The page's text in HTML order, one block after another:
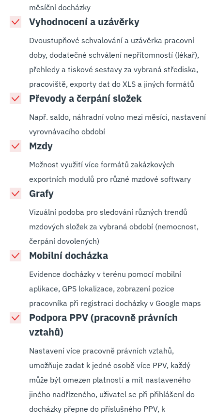
měsíční docházky
Vyhodnocení a uzávěrky
Dvoustupňové schvalování a uzávěrka pracovní
doby, dodatečné schválení nepřítomností (lékař),
přehledy a tiskové sestavy za vybraná střediska,
pracoviště, exporty dat do XLS a jiných formátů
Převody a čerpání složek
Např. saldo, náhradní volno mezi měsíci, nastavení
vyrovnávacího období
Mzdy
Možnost využití více formátů zakázkových
exportních modulů pro různé mzdové softwary
Grafy
Vizuální podoba pro sledování různých trendů
mzdových složek za vybraná období (nemocnost,
čerpání dovolených)
Mobilní docházka
Evidence docházky v terénu pomocí mobilní
aplikace, GPS lokalizace, zobrazení pozice
pracovníka při registraci docházky v Google maps
Podpora PPV (pracovně právních
vztahů)
Nastavení více pracovně právních vztahů,
umožňuje zadat k jedné osobě více PPV, každý
může být omezen platností a mít nastaveného
jiného nadřízeného, uživatel se při přihlášení do
docházky přepne do příslušného PPV, k